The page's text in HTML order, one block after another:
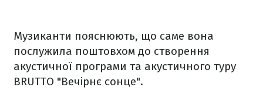
Музиканти пояснюють, що саме вона
послужила поштовхом до створення
акустичної програми та акустичного туру
BRUTTO "Вечірнє сонце".